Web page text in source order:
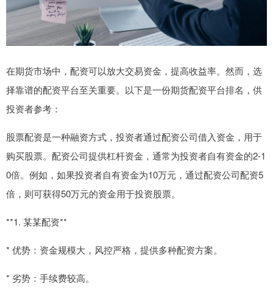
在期货市场中，配资可以放大交易资金，提高收益率。然而，选
择靠谱的配资平台至关重要。以下是一份期货配资平台排名，供
投资者参考：
股票配资是一种融资方式，投资者通过配资公司借入资金，用于
购买股票。配资公司提供杠杆资金，通常为投资者自有资金的2-1
0倍。例如，如果投资者自有资金为10万元，通过配资公司配资5
倍，则可获得50万元的资金用于投资股票。
**1. 某某配资**
* 优势：资金规模大，风控严格，提供多种配资方案。
* 劣势：手续费较高。